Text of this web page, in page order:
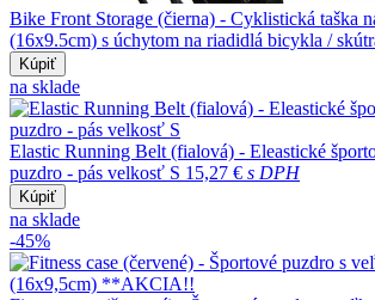
Bike Front Storage (čierna) - Cyklistická taška
(16x9.5cm) s úchytom na riadidlá bicykla /
Kúpiť
na sklade
Elastic Running Belt (fialová) - Eleastické
puzdro - pás velkosť S 15,27 € s DPH
Kúpiť
na sklade
-45%